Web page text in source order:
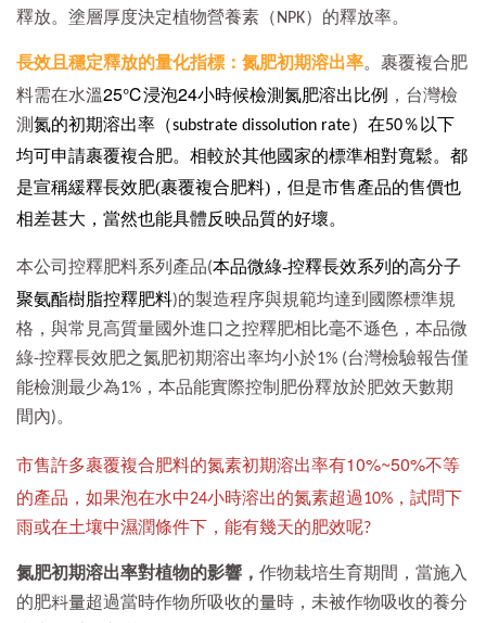
釋放。塗層厚度決定植物營養素（NPK）的釋放率。
長效且穩定釋放的量化指標：氮肥初期溶出率。裹覆複合肥
料需在水溫25℃浸泡24小時候檢測氮肥溶出比例 ，台灣檢
測氮的初期溶出率（substrate dissolution rate）在50％以下
均可申請裹覆複合肥。相較於其他國家的標準相對寬鬆。都
是宣稱緩釋長效肥(裹覆複合肥料)，但是市售產品的售價也
相差甚大，當然也能具體反映品質的好壞。
本公司控釋肥料系列產品(本品微綠-控釋長效系列的高分子
聚氨酯樹脂控釋肥料)的製造程序與規範均達到國際標準規
格，與常見高質量國外進口之控釋肥相比毫不遜色，本品微
綠-控釋長效肥之氮肥初期溶出率均小於1% (台灣檢驗報告僅
能檢測最少為1%，本品能實際控制肥份釋放於肥效天數期
間內)。
市售許多裹覆複合肥料的氮素初期溶出率有10%~50%不等
的產品， 如果泡在水中24小時溶出的氮素超過10%，試問下
雨或在土壤中濕潤條件下，能有幾天的肥效呢?
氮肥初期溶出率對植物的影響， 作物栽培生育期間，當施入
的肥料量超過當時作物所吸收的量時，未被作物吸收的養分